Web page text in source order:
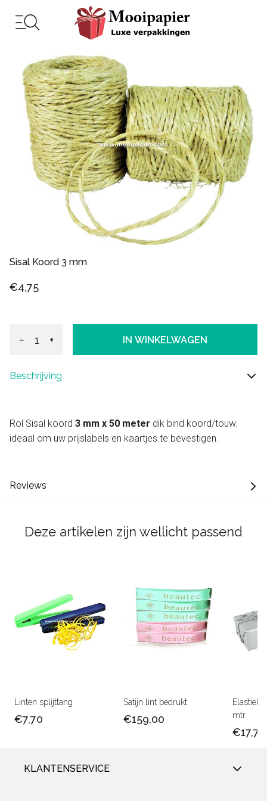
Sisal Koord 3 mm
€4,75
− + IN WINKELWAGEN
Beschrijving
Rol Sisal koord 3 mm x 50 meter dik bind koord/touw.
ideaal om uw prijslabels en kaartjes te bevestigen.
Reviews
Deze artikelen zijn wellicht passend
Linten splijttang
€7,70
Satijn lint bedrukt
€159,00
Elastiek
mtr.
€17,75
KLANTENSERVICE